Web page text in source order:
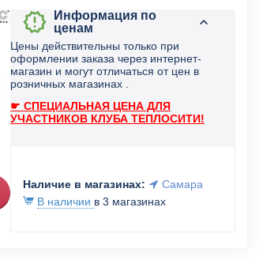
Информация по
ценам
Цены действительны только при
оформлении заказа через интернет-
магазин и могут отличаться от цен в
розничных магазинах .
☛ СПЕЦИАЛЬНАЯ ЦЕНА ДЛЯ
УЧАСТНИКОВ КЛУБА ТЕПЛОСИТИ!
Наличие в магазинах:
Самара
В наличии в 3 магазинах